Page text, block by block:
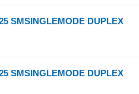
SMSINGLEMODE DUPLEX
SMSINGLEMODE DUPLEX